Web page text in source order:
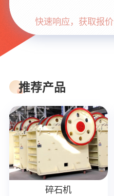
快速响应，获取报价
推荐产品
碎石机